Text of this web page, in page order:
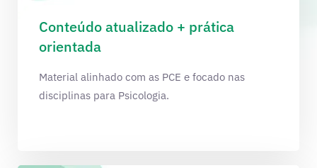
Conteúdo atualizado + prática
orientada
Material alinhado com as PCE e focado nas
disciplinas para Psicologia.